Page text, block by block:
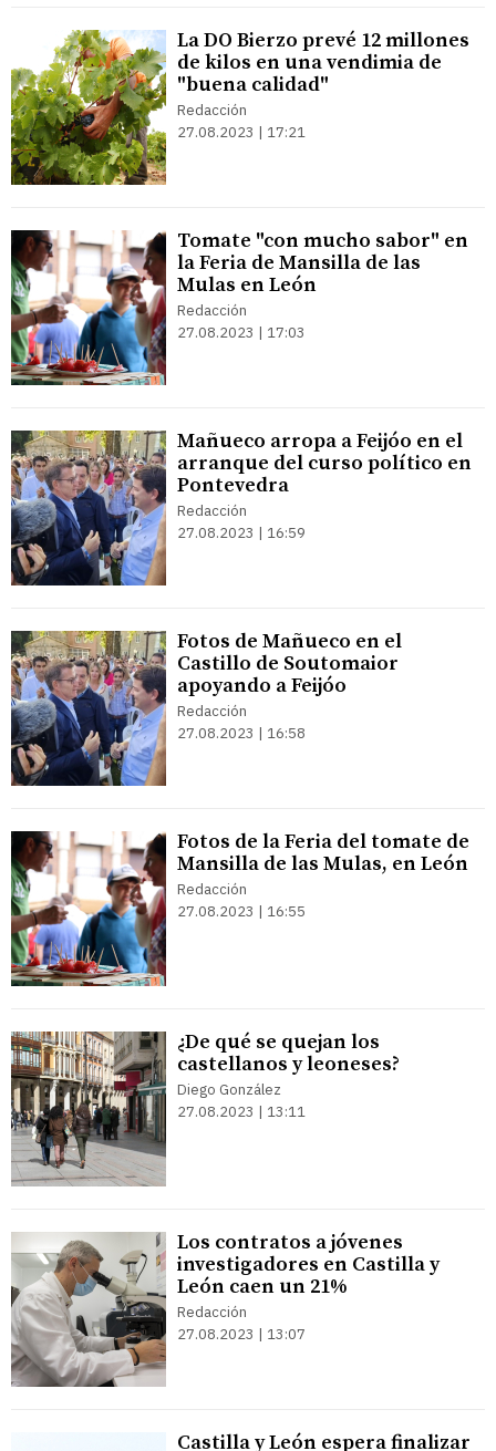
La DO Bierzo prevé 12 millones
de kilos en una vendimia de
"buena calidad"
Redacción
27.08.2023 | 17:21
Tomate "con mucho sabor" en
la Feria de Mansilla de las
Mulas en León
Redacción
27.08.2023 | 17:03
Mañueco arropa a Feijóo en el
arranque del curso político en
Pontevedra
Redacción
27.08.2023 | 16:59
Fotos de Mañueco en el
Castillo de Soutomaior
apoyando a Feijóo
Redacción
27.08.2023 | 16:58
Fotos de la Feria del tomate de
Mansilla de las Mulas, en León
Redacción
27.08.2023 | 16:55
¿De qué se quejan los
castellanos y leoneses?
Diego González
27.08.2023 | 13:11
Los contratos a jóvenes
investigadores en Castilla y
León caen un 21%
Redacción
27.08.2023 | 13:07
Castilla y León espera finalizar